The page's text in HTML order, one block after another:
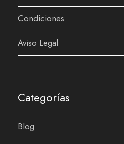
Condiciones
Aviso Legal
Categorías
Blog